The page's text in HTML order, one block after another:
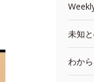
未知
わか